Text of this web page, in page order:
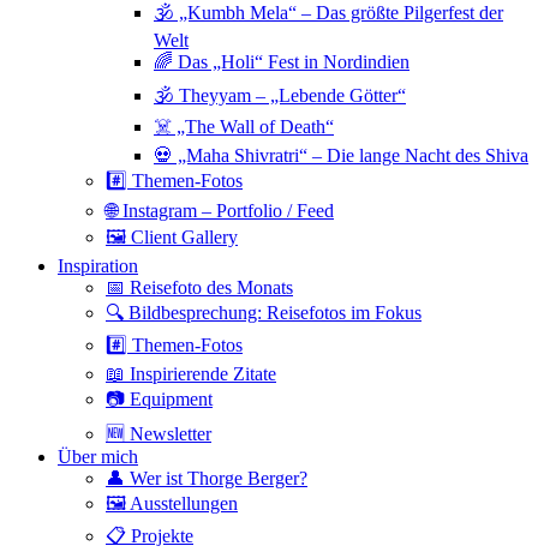
🕉 „Kumbh Mela“ – Das größte Pilgerfest der
Welt
🌈 Das „Holi“ Fest in Nordindien
🕉 Theyyam – „Lebende Götter“
☠️ „The Wall of Death“
💀 „Maha Shivratri“ – Die lange Nacht des Shiva
#️⃣ Themen-Fotos
🌐 Instagram – Portfolio / Feed
🖼 Client Gallery
Inspiration
📅 Reisefoto des Monats
🔍 Bildbesprechung: Reisefotos im Fokus
#️⃣ Themen-Fotos
📖 Inspirierende Zitate
📷 Equipment
🆕 Newsletter
Über mich
👤 Wer ist Thorge Berger?
🖼 Ausstellungen
📋 Projekte